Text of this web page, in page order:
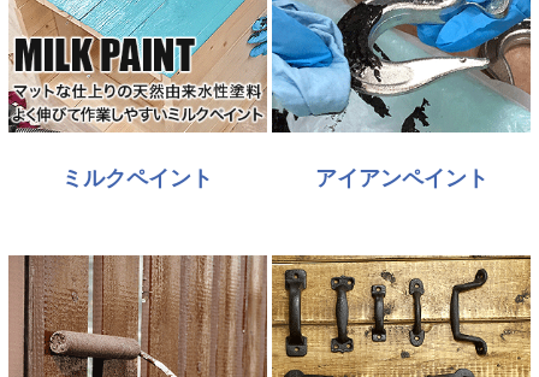
ミルクペイント アイアンペイント